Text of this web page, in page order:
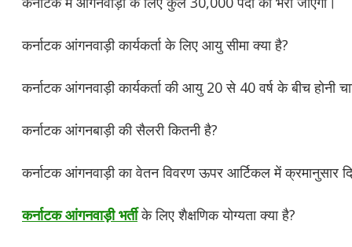
कर्नाटक आंगनवाड़ी कार्यकर्ता के लिए आयु सीमा क्या है?
कर्नाटक आंगनवाड़ी कार्यकर्ता की आयु 20 से 40 वर्ष के बीच होनी
कर्नाटक आंगनबाड़ी की सैलरी कितनी है?
कर्नाटक आंगनवाड़ी का वेतन विवरण ऊपर आर्टिकल में क्रमानुसार
कर्नाटक आंगनवाड़ी भर्तीके लिए शैक्षणिक योग्यता क्या है?